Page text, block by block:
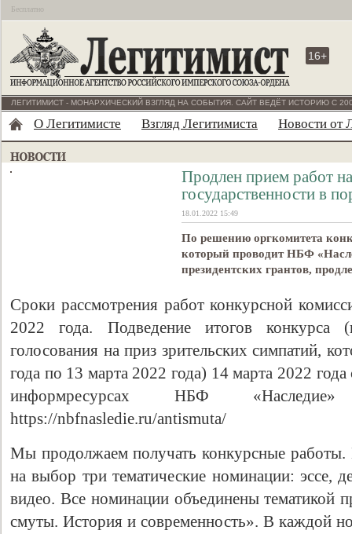
Бесплатно
16+
ЛЕГИТИМИСТ - МОНАРХИЧЕСКИЙ ВЗГЛЯД НА СОБЫТИЯ. САЙТ ВЕДЁТ ИСТОРИЮ С
О Легитимисте Взгляд Легитимиста Новости от
Продлен прием работ
государственности в
18.01.2022 15:49
По решению оргкомитета
который проводит НБФ
президентских грантов,
Сроки рассмотрения работ конкурсной
2022 года. Подведение итогов конкурса
голосования на приз зрительских симпатий,
года по 13 марта 2022 года) 14 марта 2022
информресурсах НБФ
https://nbfnasledie.ru/antismuta/
Мы продолжаем получать конкурсные
на выбор три тематические номинации: эссе,
видео. Все номинации объединены тематикой
смуты. История и современность». В каждой